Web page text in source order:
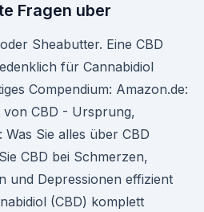
Fragen uber
Sheabutter. Eine CBD
für Cannabidiol
Compendium: Amazon.de:
von CBD - Ursprung,
Sie alles über CBD
CBD bei Schmerzen,
und Depressionen effizient
(CBD) komplett